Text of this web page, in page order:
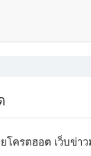
โครตฮอต เว็บข่า